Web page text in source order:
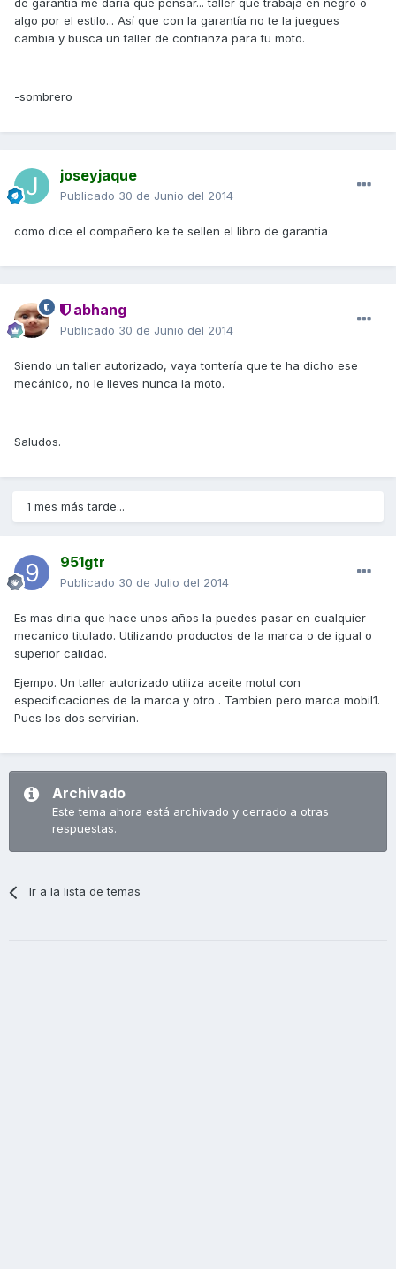
de garantía me daría qué pensar... taller que trabaja en negro o
algo por el estilo... Así que con la garantía no te la juegues
cambia y busca un taller de confianza para tu moto.
-sombrero
joseyjaque
Publicado 30 de Junio del 2014
como dice el compañero ke te sellen el libro de garantia
abhang
Publicado 30 de Junio del 2014
Siendo un taller autorizado, vaya tontería que te ha dicho ese
mecánico, no le lleves nunca la moto.
Saludos.
1 mes más tarde...
951gtr
Publicado 30 de Julio del 2014
Es mas diria que hace unos años la puedes pasar en cualquier
mecanico titulado. Utilizando productos de la marca o de igual o
superior calidad.
Ejempo. Un taller autorizado utiliza aceite motul con
especificaciones de la marca y otro . Tambien pero marca mobil1.
Pues los dos servirian.
Archivado
Este tema ahora está archivado y cerrado a otras
respuestas.
Ir a la lista de temas